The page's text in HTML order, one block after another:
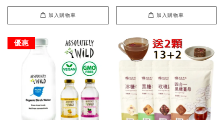
加入購物車 加入購物車
優惠